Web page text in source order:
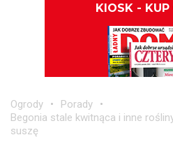
KIOSK - KUP
Ogrody
Porady
Begonia stale kwitnąca i inne
suszę